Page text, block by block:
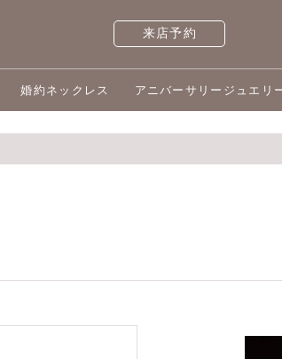
来店予約
婚約ネックレス アニバーサリージュエリ